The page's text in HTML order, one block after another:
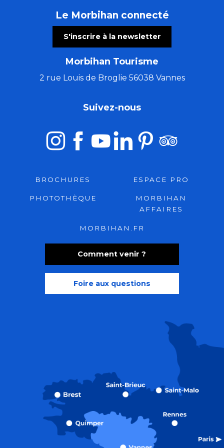
Le Morbihan connecté
S'inscrire à la newsletter
Morbihan Tourisme
2 rue Louis de Broglie 56038 Vannes
Comment venir ?
Foire aux questions
Suivez-nous
BROCHURES ESPACE PRO
PHOTOTHÈQUE
MORBIHAN
AFFAIRES
MORBIHAN.FR